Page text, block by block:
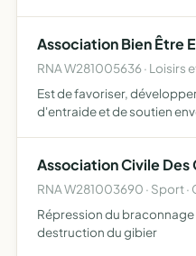
Association Bien Être
RNA W281005636 · Loisirs
Est de favoriser,
d'entraide et de soutien
Association Civile Des
RNA W281003690 · Sport ·
Répression du
destruction du gibier